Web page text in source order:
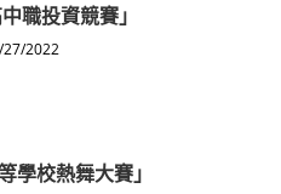
職投資競賽」
2022
學校熱舞大賽」